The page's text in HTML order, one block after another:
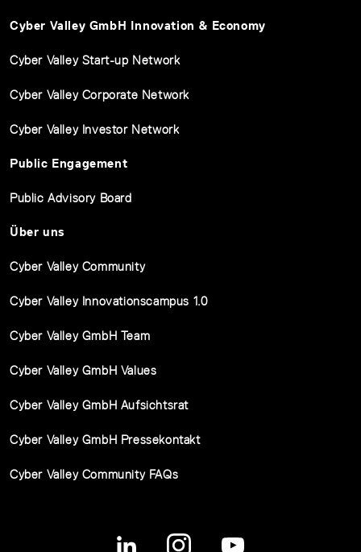
Cyber Valley GmbH Innovation & Economy
Cyber Valley Start-up Network
Cyber Valley Corporate Network
Cyber Valley Investor Network
Public Engagement
Public Advisory Board
Über uns
Cyber Valley Community
Cyber Valley Innovationscampus 1.0
Cyber Valley GmbH Team
Cyber Valley GmbH Values
Cyber Valley GmbH Aufsichtsrat
Cyber Valley GmbH Pressekontakt
Cyber Valley Community FAQs